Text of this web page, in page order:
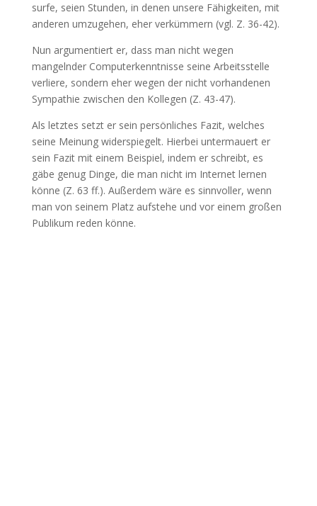
surfe, seien Stunden, in denen unsere Fähigkeiten, mit
anderen umzugehen, eher verkümmern (vgl. Z. 36-42).
Nun argumentiert er, dass man nicht wegen
mangelnder Computerkenntnisse seine Arbeitsstelle
verliere, sondern eher wegen der nicht vorhandenen
Sympathie zwischen den Kollegen (Z. 43-47).
Als letztes setzt er sein persönliches Fazit, welches
seine Meinung widerspiegelt. Hierbei untermauert er
sein Fazit mit einem Beispiel, indem er schreibt, es
gäbe genug Dinge, die man nicht im Internet lernen
könne (Z. 63 ff.). Außerdem wäre es sinnvoller, wenn
man von seinem Platz aufstehe und vor einem großen
Publikum reden könne.